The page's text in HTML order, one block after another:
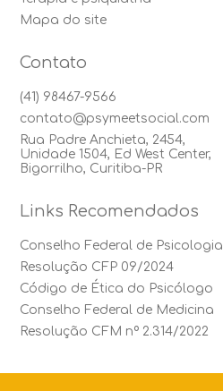
Mapa do site
Contato
(41) 98467-9566
contato@psymeetsocial.com
Rua Padre Anchieta, 2454,
Unidade 1504, Ed West Center,
Bigorrilho, Curitiba-PR
Links Recomendados
Conselho Federal de Psicologia
Resolução CFP 09/2024
Código de Ética do Psicólogo
Conselho Federal de Medicina
Resolução CFM nº 2.314/2022